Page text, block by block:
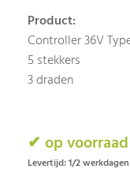
Product:
Controller 36V
5 stekkers
3 draden
✔ op voorraad
Levertijd: 1/2 werkdagen